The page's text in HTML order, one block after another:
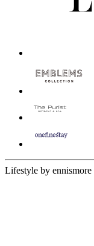
Lifestyle by ennismore